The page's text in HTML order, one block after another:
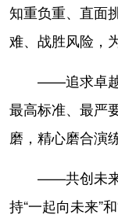
知重负重、直面
难、战胜风险，
——追求卓越
最高标准、最严
磨，精心磨合演
——共创未来
持“一起向未来”